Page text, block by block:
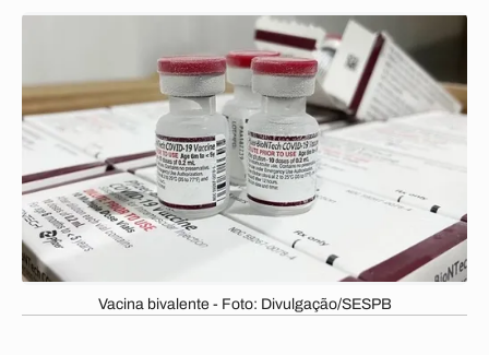
Vacina bivalente - Foto: Divulgação/SESPB